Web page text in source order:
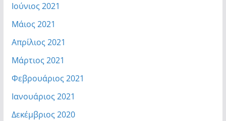
Ιούνιος 2021
Μάιος 2021
Απρίλιος 2021
Μάρτιος 2021
Φεβρουάριος 2021
Ιανουάριος 2021
Δεκέμβριος 2020